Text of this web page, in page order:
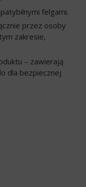
felgami.
przez osoby
zakresie,
– zawierają
dla bezpiecznej